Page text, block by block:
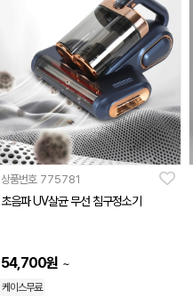
상품번호 775781
초음파 UV살균 무선 침구정소기
54,700원 ~
케이스무료